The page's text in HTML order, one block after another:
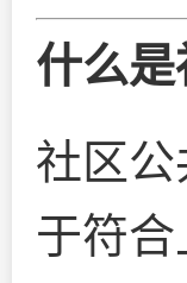
什么
社区
于符